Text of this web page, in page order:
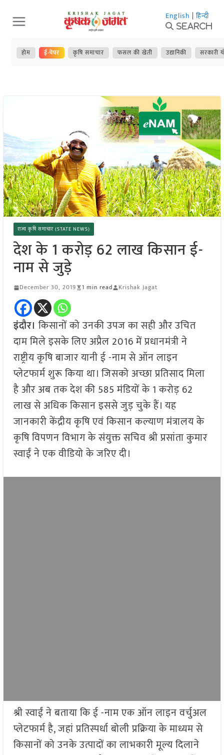
Skip
to
content
English | हिन्दी
Search
होम ई-पेपर कृषि समाचार फसल की खेती उद्यानिकी सरकारी
राज्य कृषि समाचार (STATE NEWS)
देश के 1 करोड़ 62 लाख किसान ई-
नाम से जुड़े
December 30, 2019 1 min read Krishak Jagat
इंदौर। किसानों को उनकी उपज का सही और उचित
दाम मिले इसके लिए अप्रैल 2016 में प्रधानमंत्री ने
राष्ट्रीय कृषि बाजार यानी ई -नाम से ऑन लाइन
प्लेटफार्म शुरू किया था। जिसको अच्छा प्रतिसाद मिला
है और अब तक देश की 585 मंडियों के 1 करोड़ 62
लाख से अधिक किसान इससे जुड़ चुके हैं। यह
जानकारी केंद्रीय कृषि एवं किसान कल्याण मंत्रालय के
कृषि विपणन विभाग के संयुक्त सचिव श्री प्रसांता कुमार
स्वाईं ने एक वीडियो के जरिए दी।
श्री स्वाईं ने बताया कि ई -नाम एक ऑन लाइन वर्चुअल
प्लेटफार्म है, जहां प्रतिस्पर्धा बोली प्रक्रिया के माध्यम से
किसानों को उनके उत्पादों का लाभकारी मूल्य दिलाने